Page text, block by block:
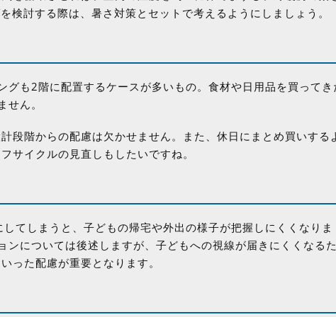
検討する際は、暑さ対策とセットで考えるようにしましょう。
も2階に配置するケースが多いもの。食材や日用品を買ってき
ん。
段階からの配慮は欠かせません。また、休日にまとめ買いする
サイクルの見直しもしたいですね。
てしまうと、子どもの帰宅や外出の様子が把握しにくくなりま
については後述しますが、子どもへの視線が届きにくくなるた
った配慮が重要となります。